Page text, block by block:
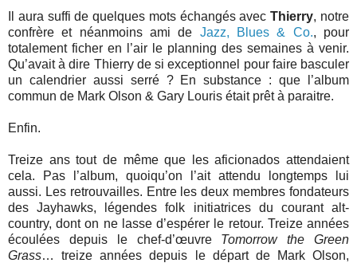
Il aura suffi de quelques mots échangés avecThierry, notre
confrère et néanmoins ami de Jazz, Blues & Co., pour
totalement ficher en l’air le planning des semaines à venir.
Qu’avait à dire Thierry de si exceptionnel pour faire basculer
un calendrier aussi serré ? En substance : que l’album
commun de Mark Olson & Gary Louris était prêt à paraitre.
Enfin.
Treize ans tout de même que les aficionados attendaient
cela. Pas l’album, quoiqu’on l’ait attendu longtemps lui
aussi. Les retrouvailles. Entre les deux membres fondateurs
des Jayhawks, légendes folk initiatrices du courant alt-
country, dont on ne lasse d’espérer le retour. Treize années
écoulées depuis le chef-d’œuvre Tomorrow the Green
Grass… treize années depuis le départ de Mark Olson,